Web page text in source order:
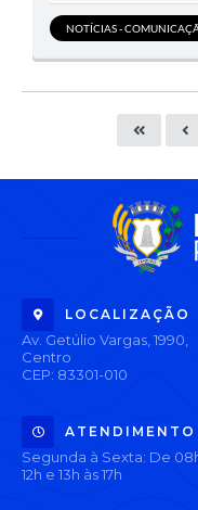
NOTÍCIAS -
LOCALIZAÇÃO
Av. Getúlio Vargas, 1990,
Centro
CEP: 83301-010
ATENDIMENTO
Segunda à Sexta: De
12h e 13h às 17h